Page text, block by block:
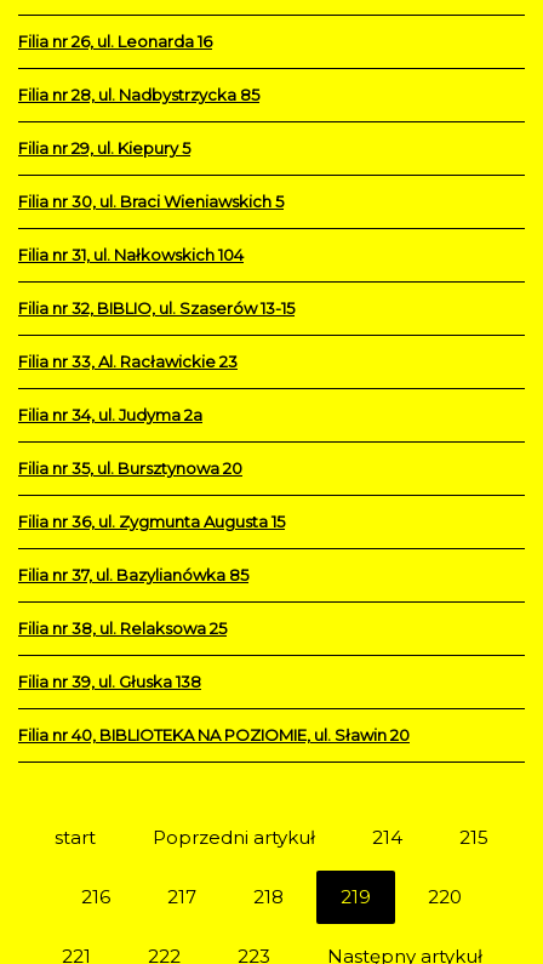
Filia nr 26, ul. Leonarda 16
Filia nr 28, ul. Nadbystrzycka 85
Filia nr 29, ul. Kiepury 5
Filia nr 30, ul. Braci Wieniawskich 5
Filia nr 31, ul. Nałkowskich 104
Filia nr 32, BIBLIO, ul. Szaserów 13-15
Filia nr 33, Al. Racławickie 23
Filia nr 34, ul. Judyma 2a
Filia nr 35, ul. Bursztynowa 20
Filia nr 36, ul. Zygmunta Augusta 15
Filia nr 37, ul. Bazylianówka 85
Filia nr 38, ul. Relaksowa 25
Filia nr 39, ul. Głuska 138
Filia nr 40, BIBLIOTEKA NA POZIOMIE, ul. Sławin 20
start Poprzedni artykuł 214 215
216 217 218 219 220
221 222 223 Następny artykuł